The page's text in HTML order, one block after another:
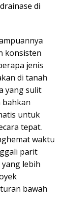
di
konsisten
jenis
di tanah
yang sulit
bahkan
untuk
tepat.
waktu
parit
lebih
bawah